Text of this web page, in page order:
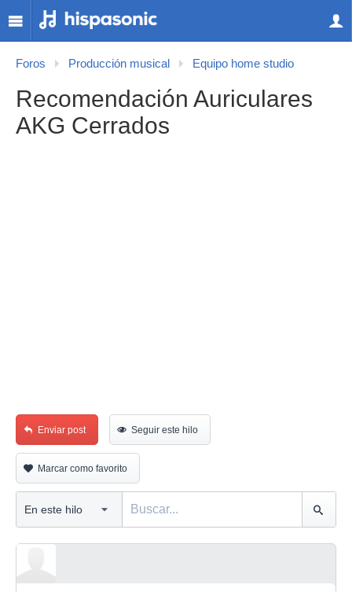
Foros Producción musical Equipo home studio
Recomendación Auriculares
AKG Cerrados
Enviar post Seguir este hilo
Marcar como favorito